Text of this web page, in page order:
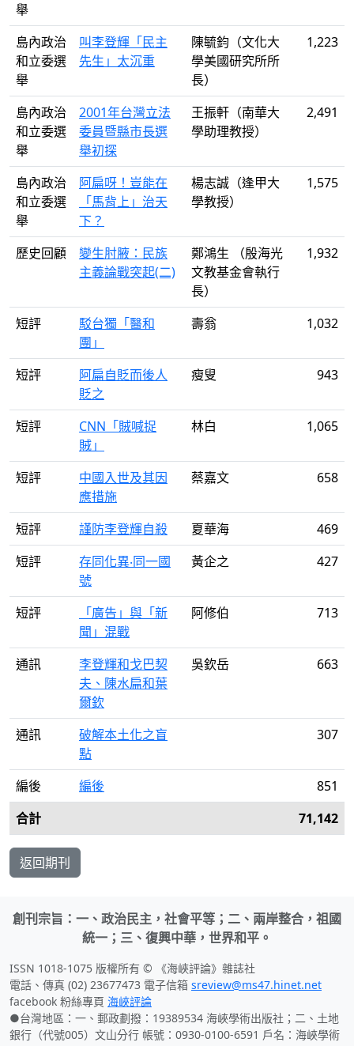
舉
島內政治
和立委選
舉
叫李登輝「民主
先生」太沉重
陳毓鈞（文化大
學美國研究所所
長）
1,223
島內政治
和立委選
舉
2001年台灣立法
委員暨縣市長選
舉初探
王振軒（南華大
學助理教授）
2,491
島內政治
和立委選
舉
阿扁呀！豈能在
「馬背上」治天
下？
楊志誠（逢甲大
學教授）
1,575
歷史回顧
變生肘腋：民族
主義論戰突起(二)
鄭鴻生 （殷海光
文教基金會執行
長）
1,932
短評
駁台獨「醫和
團」
壽翁 1,032
短評
阿扁自貶而後人
貶之
瘦叟 943
短評
CNN「賊喊捉
賊」
林白 1,065
短評
中國入世及其因
應措施
蔡嘉文 658
短評 謹防李登輝自殺 夏華海
469
短評
存同化異‧同一國
號
黃企之 427
短評
「廣告」與「新
聞」混戰
阿修伯 713
通訊
李登輝和戈巴契
夫、陳水扁和葉
爾欽
吳欽岳 663
通訊
破解本土化之盲
點
307
編後 編後
851
合計
71,142
返回期刊
創刊宗旨：一、政治民主，社會平等；二、兩岸整合，祖國
統一；三、復興中華，世界和平。
ISSN 1018-1075 版權所有 © 《海峽評論》雜誌社
電話、傳真 (02) 23677473 電子信箱 sreview@ms47.hinet.net
facebook 粉絲專頁 海峽評論
●台灣地區：一、郵政劃撥：19389534 海峽學術出版社；二、土地
銀行（代號005）文山分行 帳號：0930-0100-6591 戶名：海峽學術